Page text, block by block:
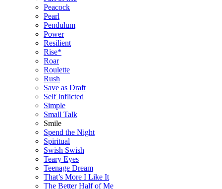
Peacock
Pearl
Pendulum
Power
Resilient
Rise*
Roar
Roulette
Rush
Save as Draft
Self Inflicted
Simple
Small Talk
Smile
Spend the Night
Spiritual
Swish Swish
Teary Eyes
Teenage Dream
That’s More I Like It
The Better Half of Me